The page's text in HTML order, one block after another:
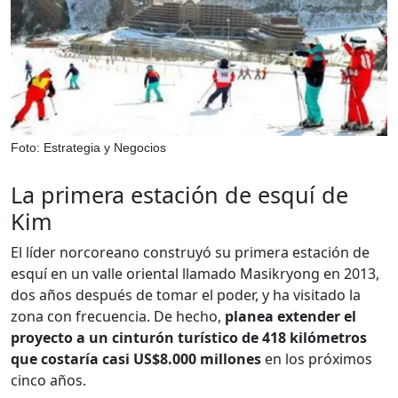
Foto: Estrategia y Negocios
La primera estación de esquí de
Kim
El líder norcoreano construyó su primera estación de
esquí en un valle oriental llamado Masikryong en 2013,
dos años después de tomar el poder, y ha visitado la
zona con frecuencia. De hecho, planea extender el
proyecto a un cinturón turístico de 418 kilómetros
que costaría casi US$8.000 millones en los próximos
cinco años.